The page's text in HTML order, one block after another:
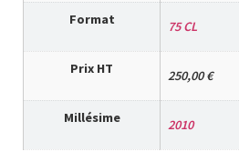
Format 75 CL
Prix HT 250,00 €
Millésime 2010